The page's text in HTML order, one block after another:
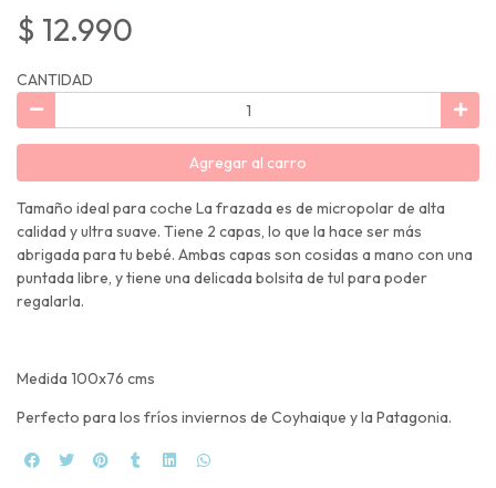
$ 12.990
CANTIDAD
Agregar al carro
Tamaño ideal para coche La frazada es de micropolar de alta
calidad y ultra suave. Tiene 2 capas, lo que la hace ser más
abrigada para tu bebé. Ambas capas son cosidas a mano con una
puntada libre, y tiene una delicada bolsita de tul para poder
regalarla.
Medida 100x76 cms
Perfecto para los fríos inviernos de Coyhaique y la Patagonia.